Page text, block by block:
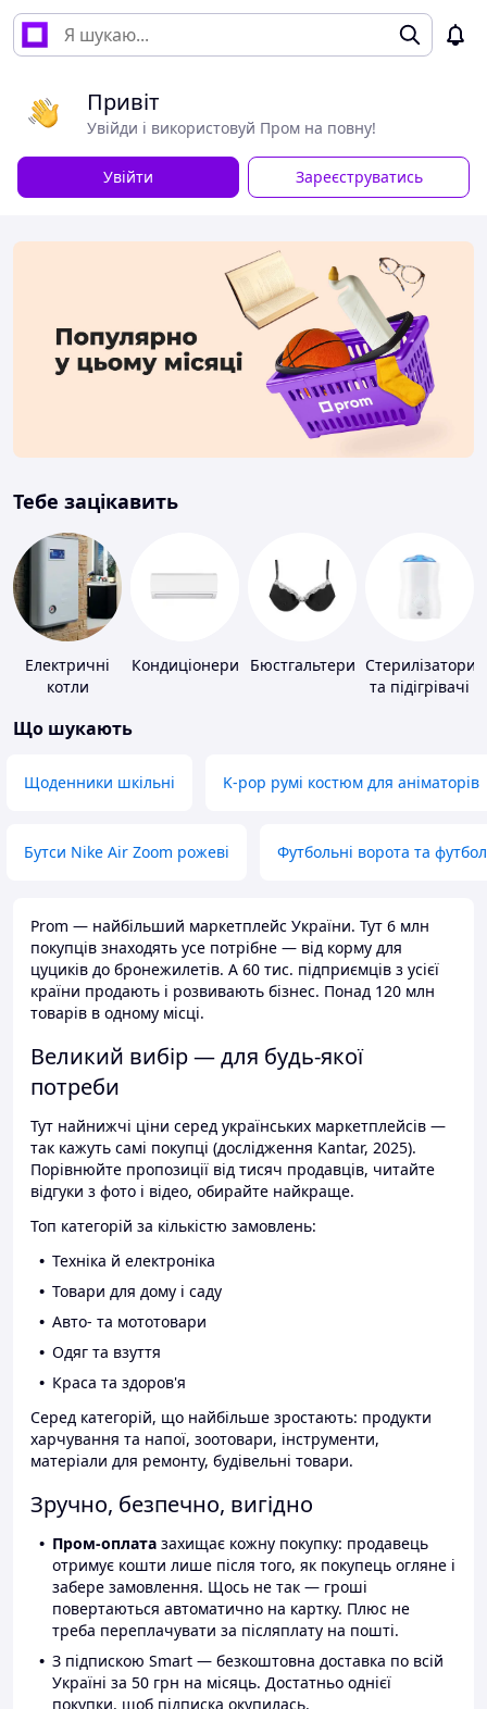
Привіт
Увійди і використовуй Пром на повну!
Увійти Зареєструватись
Тебе зацікавить
Електричні
котли
Кондиціонери Бюстгальтери Стерилізатори
та підігрівачі
Що шукають
Щоденники шкільні K-pop румі костюм для аніматорів
Бутси Nike Air Zoom рожеві Футбольні ворота та
Prom — найбільший маркетплейс України. Тут 6 млн
покупців знаходять усе потрібне — від корму для
цуциків до бронежилетів. А 60 тис. підприємців з усієї
країни продають і розвивають бізнес. Понад 120 млн
товарів в одному місці.
Великий вибір — для будь-якої
потреби
Тут найнижчі ціни серед українських маркетплейсів —
так кажуть самі покупці (дослідження Kantar, 2025).
Порівнюйте пропозиції від тисяч продавців, читайте
відгуки з фото і відео, обирайте найкраще.
Топ категорій за кількістю замовлень:
Техніка й електроніка
Товари для дому і саду
Авто- та мототовари
Одяг та взуття
Краса та здоров'я
Серед категорій, що найбільше зростають: продукти
харчування та напої, зоотовари, інструменти,
матеріали для ремонту, будівельні товари.
Зручно, безпечно, вигідно
Пром-оплата захищає кожну покупку: продавець
отримує кошти лише після того, як покупець огляне і
забере замовлення. Щось не так — гроші
повертаються автоматично на картку. Плюс не
треба переплачувати за післяплату на пошті.
З підпискою Smart — безкоштовна доставка по всій
Україні за 50 грн на місяць. Достатньо однієї
покупки, щоб підписка окупилась.